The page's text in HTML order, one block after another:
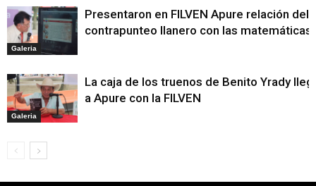
Galeria
Presentaron en FILVEN Apure relación del
contrapunteo llanero con las matemáticas
Galeria
La caja de los truenos de Benito Yrady
a Apure con la FILVEN